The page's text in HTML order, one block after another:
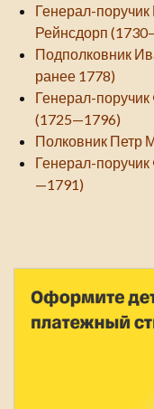
Генерал-
Рейнсдорп
Подполковник
ранее 1778)
Генерал-
(1725—1796)
Полковник Петр
Генерал-
—1791)